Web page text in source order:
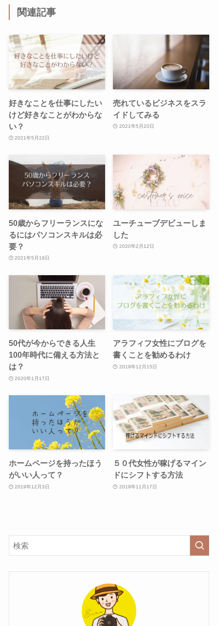
関連記事
好きなことを仕事にしたい
けど好きなことがわからな
い？
2021年5月22日
売れているビジネスをスラ
イドしてみる
2021年5月20日
50歳からフリーランスにな
るにはパソコンスキルは必
要？
2021年5月19日
ユーチューブデビューしま
した
2020年2月12日
50代が今からできる人生
100年時代に備える方法と
は？
2020年1月17日
アラフィフ女性にブログを
書くことを勧めるわけ
2019年12月15日
ホームページを持ったほう
がいい人って？
2019年12月3日
５０代女性が稼げるマイン
ドにシフトする方法
2019年11月17日